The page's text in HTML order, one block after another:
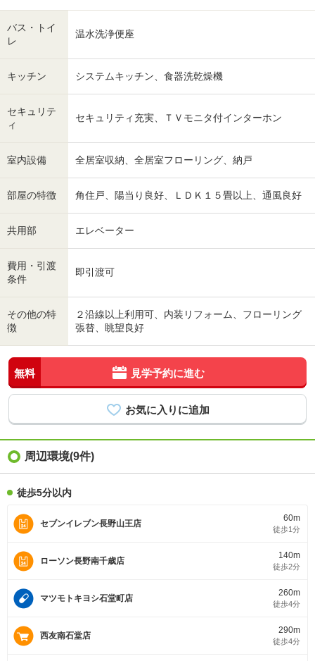
バス・トイ
レ
温水洗浄便座
キッチン システムキッチン、食器洗乾燥機
セキュリテ
ィ
セキュリティ充実、ＴＶモニタ付インターホン
室内設備 全居室収納、全居室フローリング、納戸
部屋の特徴 角住戸、陽当り良好、ＬＤＫ１５畳以上、通風良好
共用部 エレベーター
費用・引渡
条件
即引渡可
その他の特
徴
２沿線以上利用可、内装リフォーム、フローリング
張替、眺望良好
無料 見学予約に進む
周辺環境(9件)
徒歩5分以内
セブンイレブン長野山王店
60m
徒歩1分
ローソン長野南千歳店
140m
徒歩2分
マツモトキヨシ石堂町店
260m
徒歩4分
西友南石堂店
290m
徒歩4分